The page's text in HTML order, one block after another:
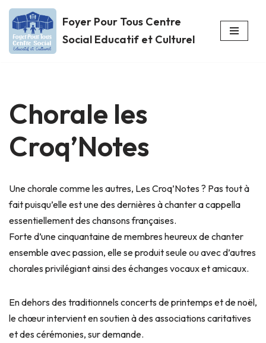
Aller
au
Foyer Pour Tous Centre
Social Educatif et Culturel
Chorale les
Croq’Notes
Une chorale comme les autres, Les Croq’Notes ? Pas tout à
fait puisqu’elle est une des dernières à chanter a cappella
essentiellement des chansons françaises.
Forte d’une cinquantaine de membres heureux de chanter
ensemble avec passion, elle se produit seule ou avec d’autres
chorales privilégiant ainsi des échanges vocaux et amicaux.
En dehors des traditionnels concerts de printemps et de noël,
le chœur intervient en soutien à des associations caritatives
et des cérémonies, sur demande.